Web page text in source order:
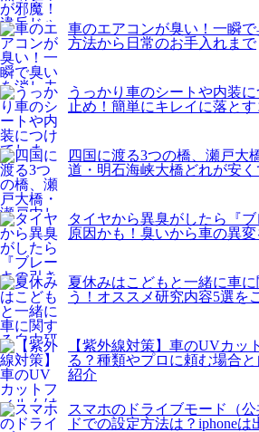
車のエアコンが臭い！一瞬
方法から日常のお手入れまで
うっかり車のシートや内装
止め！簡単にキレイに落とす
四国に渡る3つの橋、瀬戸大
道・明石海峡大橋どれが安く
タイヤから異臭がしたら『
原因かも！臭いから車の異変
夏休みはこどもと一緒に車
う！オススメ研究内容5選を
【紫外線対策】車のUVカッ
る？種類やプロに頼む場合
紹介
スマホのドライブモード（
ドでの設定方法は？iphoneは